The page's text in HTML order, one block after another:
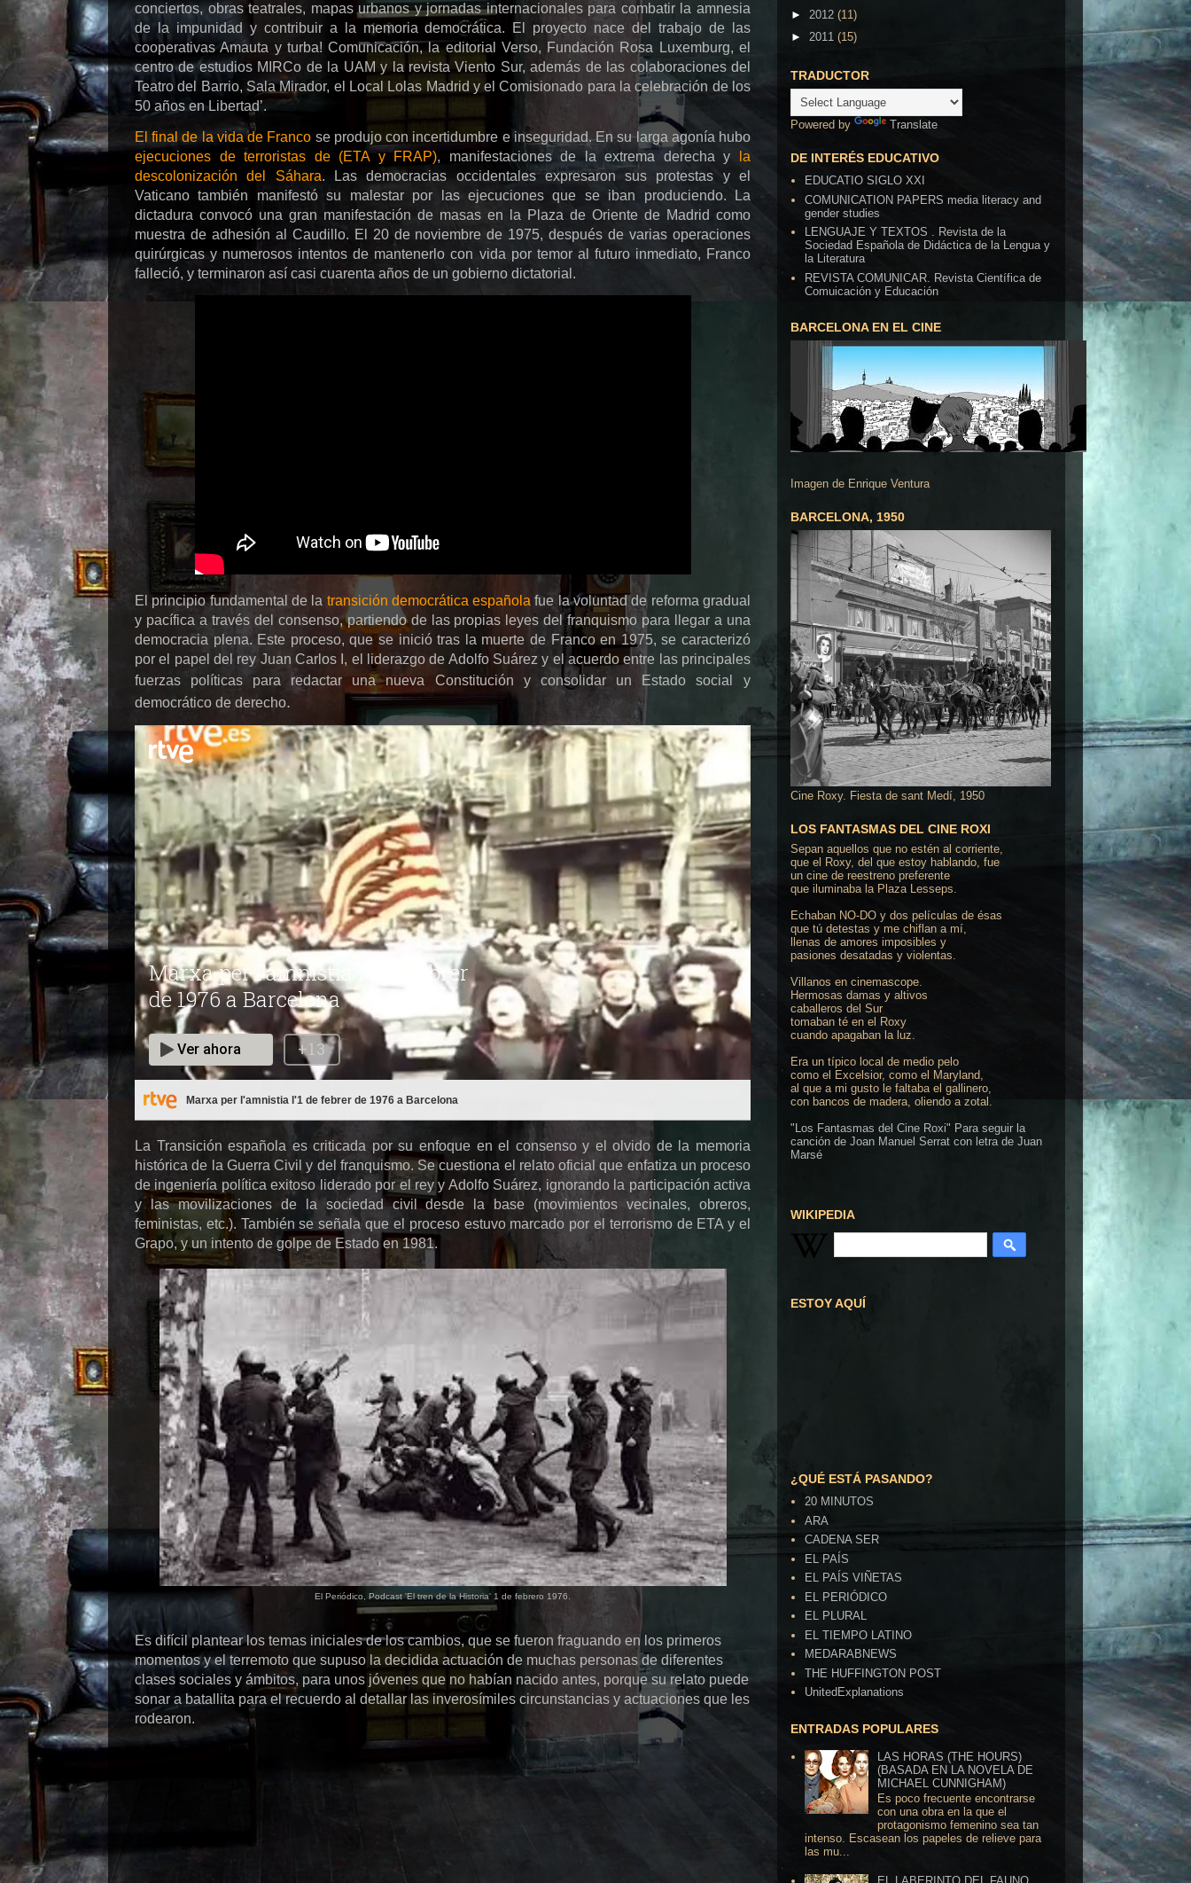
conciertos, obras teatrales, mapas urbanos y jornadas internacionales para combatir la amnesia
de la impunidad y contribuir a la memoria democrática. El proyecto nace del trabajo de las
cooperativas Amauta y turba! Comunicación, la editorial Verso, Fundación Rosa Luxemburg, el
centro de estudios MIRCo de la UAM y la revista Viento Sur, además de las colaboraciones del
Teatro del Barrio, Sala Mirador, el Local Lolas Madrid y el Comisionado para la celebración de los
50 años en Libertad’.
El final de la vida de Franco se produjo con incertidumbre e inseguridad. En su larga agonía hubo
ejecuciones de terroristas de (ETA y FRAP), manifestaciones de la extrema derecha y
la
descolonización del Sáhara. Las democracias occidentales expresaron sus protestas y el
Vaticano también manifestó su malestar por las ejecuciones que se iban produciendo. La
dictadura convocó una gran manifestación de masas en la Plaza de Oriente de Madrid como
muestra de adhesión al Caudillo. El 20 de noviembre de 1975, después de varias operaciones
quirúrgicas y numerosos intentos de mantenerlo con vida por temor al futuro inmediato, Franco
falleció, y terminaron así casi cuarenta años de un gobierno dictatorial.
El principio fundamental de la transición democrática española fue la voluntad de reforma gradual
y pacífica a través del consenso, partiendo de las propias leyes del franquismo para llegar a una
democracia plena. Este proceso, que se inició tras la muerte de Franco en 1975, se caracterizó
por el papel del rey Juan Carlos I, el liderazgo de Adolfo Suárez y el acuerdo entre las principales
fuerzas políticas para redactar una nueva Constitución y consolidar un Estado social
y
democrático de derecho.
Marxa per l'amnistia l'1 de febrer de 1976 a Barcelona
La Transición española es criticada por su enfoque en el consenso y el olvido de la memoria
histórica de la Guerra Civil y del franquismo. Se cuestiona el relato oficial que enfatiza un proceso
de ingeniería política exitoso liderado por el rey y Adolfo Suárez, ignorando la participación activa
y las movilizaciones de la sociedad civil desde la base (movimientos vecinales, obreros,
feministas, etc.). También se señala que el proceso estuvo marcado por el terrorismo de ETA y el
Grapo, y un intento de golpe de Estado en 1981.
El Periódico, Podcast 'El tren de la Historia' 1 de febrero 1976.
Es difícil plantear los temas iniciales de los cambios, que se fueron fraguando en los primeros
momentos y el terremoto que supuso la decidida actuación de muchas personas de diferentes
clases sociales y ámbitos, para unos jóvenes que no habían nacido antes, porque su relato puede
sonar a batallita para el recuerdo al detallar las inverosímiles circunstancias y actuaciones que les
rodearon.
► 2012 (11)
► 2011 (15)
TRADUCTOR
Powered by Translate
DE INTERÉS EDUCATIVO
EDUCATIO SIGLO XXI
COMUNICATION PAPERS media literacy and
gender studies
LENGUAJE Y TEXTOS . Revista de la
Sociedad Española de Didáctica de la Lengua y
la Literatura
REVISTA COMUNICAR. Revista Científica de
Comuicación y Educación
BARCELONA EN EL CINE
Imagen de Enrique Ventura
BARCELONA, 1950
Cine Roxy. Fiesta de sant Medí, 1950
LOS FANTASMAS DEL CINE ROXI
Sepan aquellos que no estén al corriente,
que el Roxy, del que estoy hablando, fue
un cine de reestreno preferente
que iluminaba la Plaza Lesseps.
Echaban NO-DO y dos películas de ésas
que tú detestas y me chiflan a mí,
llenas de amores imposibles y
pasiones desatadas y violentas.
Villanos en cinemascope.
Hermosas damas y altivos
caballeros del Sur
tomaban té en el Roxy
cuando apagaban la luz.
Era un típico local de medio pelo
como el Excelsior, como el Maryland,
al que a mi gusto le faltaba el gallinero,
con bancos de madera, oliendo a zotal.
"Los Fantasmas del Cine Roxi" Para seguir la
canción de Joan Manuel Serrat con letra de Juan
Marsé
WIKIPEDIA
ESTOY AQUÍ
¿QUÉ ESTÁ PASANDO?
20 MINUTOS
ARA
CADENA SER
EL PAÍS
EL PAÍS VIÑETAS
EL PERIÓDICO
EL PLURAL
EL TIEMPO LATINO
MEDARABNEWS
THE HUFFINGTON POST
UnitedExplanations
ENTRADAS POPULARES
LAS HORAS (THE HOURS)
(BASADA EN LA NOVELA DE
MICHAEL CUNNIGHAM)
Es poco frecuente encontrarse
con una obra en la que el
protagonismo femenino sea tan
intenso. Escasean los papeles de relieve para
las mu...